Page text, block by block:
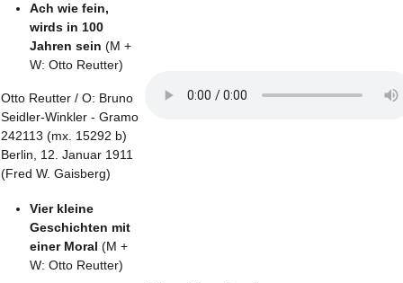
Ach wie fein,
wirds in 100
Jahren sein (M +
W: Otto Reutter)
Otto Reutter / O: Bruno
Seidler-Winkler - Gramo
242113 (mx. 15292 b)
Berlin, 12. Januar 1911
(Fred W. Gaisberg)
Vier kleine
Geschichten mit
einer Moral (M +
W: Otto Reutter)